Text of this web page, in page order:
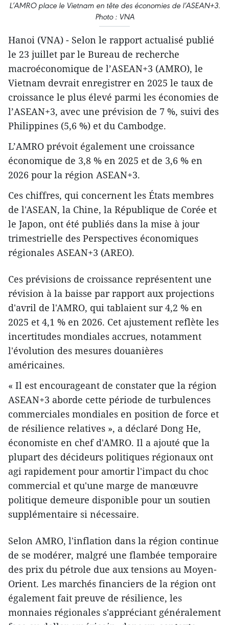
L’AMRO place le Vietnam en tête des économies de l’ASEAN+3.
Photo : VNA
Hanoi (VNA) - Selon le rapport actualisé publié
le 23 juillet par le Bureau de recherche
macroéconomique de l’ASEAN+3 (AMRO), le
Vietnam devrait enregistrer en 2025 le taux de
croissance le plus élevé parmi les économies de
l’ASEAN+3, avec une prévision de 7 %, suivi des
Philippines (5,6 %) et du Cambodge.
L’AMRO prévoit également une croissance
économique de 3,8 % en 2025 et de 3,6 % en
2026 pour la région ASEAN+3.
Ces chiffres, qui concernent les États membres
de l'ASEAN, la Chine, la République de Corée et
le Japon, ont été publiés dans la mise à jour
trimestrielle des Perspectives économiques
régionales ASEAN+3 (AREO).
Ces prévisions de croissance représentent une
révision à la baisse par rapport aux projections
d'avril de l'AMRO, qui tablaient sur 4,2 % en
2025 et 4,1 % en 2026. Cet ajustement reflète les
incertitudes mondiales accrues, notamment
l'évolution des mesures douanières
américaines.
« Il est encourageant de constater que la région
ASEAN+3 aborde cette période de turbulences
commerciales mondiales en position de force et
de résilience relatives », a déclaré Dong He,
économiste en chef d'AMRO. Il a ajouté que la
plupart des décideurs politiques régionaux ont
agi rapidement pour amortir l'impact du choc
commercial et qu'une marge de manœuvre
politique demeure disponible pour un soutien
supplémentaire si nécessaire.
Selon AMRO, l'inflation dans la région continue
de se modérer, malgré une flambée temporaire
des prix du pétrole due aux tensions au Moyen-
Orient. Les marchés financiers de la région ont
également fait preuve de résilience, les
monnaies régionales s'appréciant généralement